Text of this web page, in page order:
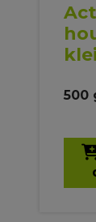
klei
500